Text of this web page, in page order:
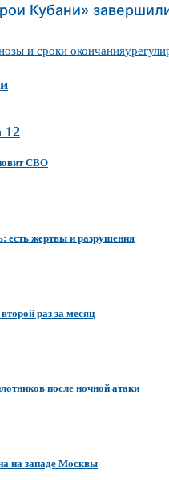
Кубани»
и сроки окончания
12
СВО
есть жертвы и разрушения
раз за месяц
после ночной атаки
на западе Москвы